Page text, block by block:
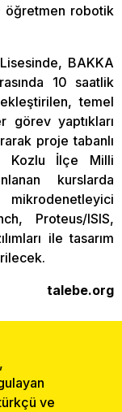
öğretmen robotik
BAKKA
10 saatlik
temel
görev yaptıkları
proje tabanlı
Kozlu İlçe Milli
kurslarda
Proteus/ISIS,
ile tasarım
talebe.org
ve